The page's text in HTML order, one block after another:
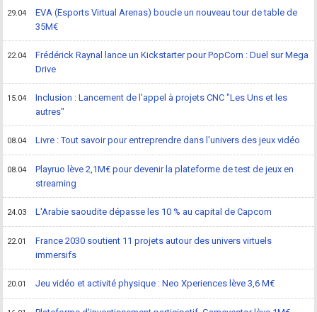
29.04
EVA (Esports Virtual Arenas) boucle un nouveau tour de table de
35M€
22.04
Frédérick Raynal lance un Kickstarter pour PopCorn : Duel sur Mega
Drive
15.04
Inclusion : Lancement de l'appel à projets CNC "Les Uns et les
autres"
08.04 Livre : Tout savoir pour entreprendre dans l'univers des jeux vidéo
08.04
Playruo lève 2,1M€ pour devenir la plateforme de test de jeux en
streaming
24.03 L'Arabie saoudite dépasse les 10 % au capital de Capcom
22.01
France 2030 soutient 11 projets autour des univers virtuels
immersifs
20.01 Jeu vidéo et activité physique : Neo Xperiences lève 3,6 M€